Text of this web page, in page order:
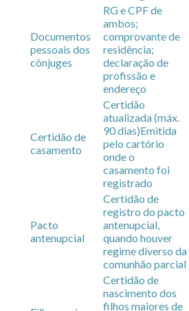
Documentos
pessoais dos
cônjuges
RG e CPF de
ambos;
comprovante de
residência;
declaração de
profissão e
endereço
Certidão de
casamento
Certidão
atualizada (máx.
90 dias)Emitida
pelo cartório
onde o
casamento foi
registrado
Pacto
antenupcial
Certidão de
registro do pacto
antenupcial,
quando houver
regime diverso da
comunhão parcial
Certidão de
nascimento dos
filhos maiores de